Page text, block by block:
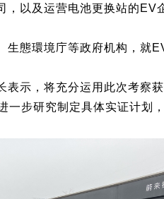
以及运营电池更换站的EV
態環境庁等政府机构，就
示，将充分运用此次考察
步研究制定具体实证计划